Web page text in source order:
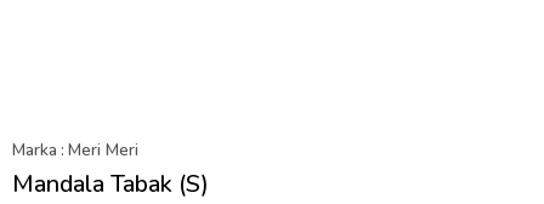
Marka : Meri Meri
Mandala Tabak (S)